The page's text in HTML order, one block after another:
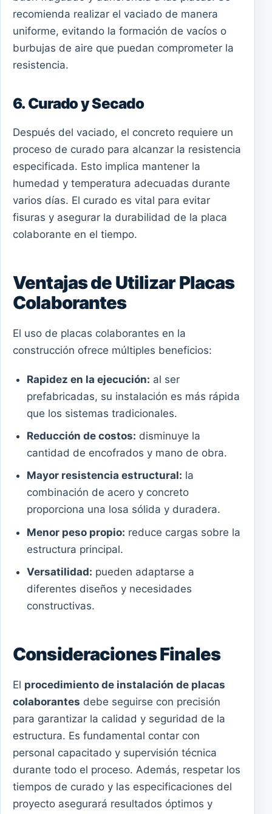
recomienda realizar el vaciado de manera
uniforme, evitando la formación de vacíos o
burbujas de aire que puedan comprometer la
resistencia.
6. Curado y Secado
Después del vaciado, el concreto requiere un
proceso de curado para alcanzar la resistencia
especificada. Esto implica mantener la
humedad y temperatura adecuadas durante
varios días. El curado es vital para evitar
fisuras y asegurar la durabilidad de la placa
colaborante en el tiempo.
Ventajas de Utilizar Placas
Colaborantes
El uso de placas colaborantes en la
construcción ofrece múltiples beneficios:
Rapidez en la ejecución: al ser
prefabricadas, su instalación es más rápida
que los sistemas tradicionales.
Reducción de costos: disminuye la
cantidad de encofrados y mano de obra.
Mayor resistencia estructural: la
combinación de acero y concreto
proporciona una losa sólida y duradera.
Menor peso propio: reduce cargas sobre la
estructura principal.
Versatilidad: pueden adaptarse a
diferentes diseños y necesidades
constructivas.
Consideraciones Finales
El procedimiento de instalación de placas
colaborantes debe seguirse con precisión
para garantizar la calidad y seguridad de la
estructura. Es fundamental contar con
personal capacitado y supervisión técnica
durante todo el proceso. Además, respetar los
tiempos de curado y las especificaciones del
proyecto asegurará resultados óptimos y